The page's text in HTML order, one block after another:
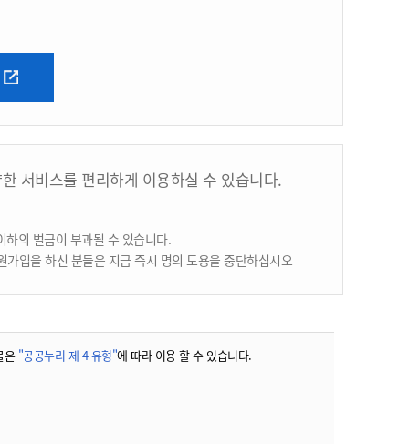
서비스를 편리하게 이용하실 수 있습니다.
의 벌금이 부과될 수 있습니다.
입을 하신 분들은 지금 즉시 명의 도용을 중단하십시오
은 "공공누리 제 4 유형"에 따라 이용 할 수 있습니다.